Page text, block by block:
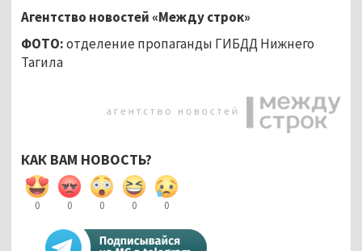
Агентство новостей «Между строк»
ФОТО:отделение пропаганды ГИБДД Нижнего
Тагила
КАК ВАМ НОВОСТЬ?
0 0 0 0 0